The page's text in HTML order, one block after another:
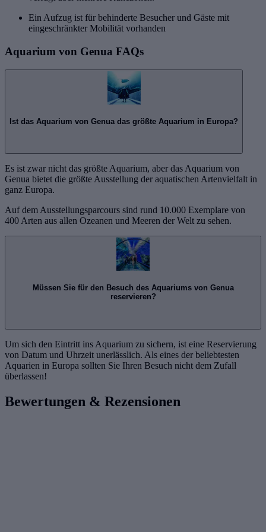
Ein Aufzug ist für behinderte Besucher und Gäste mit
eingeschränkter Mobilität vorhanden
Aquarium von Genua FAQs
Ist das Aquarium von Genua das größte Aquarium in Europa?
Es ist zwar nicht das größte Aquarium, aber das Aquarium von
Genua bietet die größte Ausstellung der aquatischen Artenvielfalt in
ganz Europa.
Auf dem Ausstellungsparcours sind rund 10.000 Exemplare von
400 Arten aus allen Ozeanen und Meeren der Welt zu sehen.
Müssen Sie für den Besuch des Aquariums von Genua
reservieren?
Um sich den Eintritt ins Aquarium zu sichern, ist eine Reservierung
von Datum und Uhrzeit unerlässlich. Als eines der beliebtesten
Aquarien in Europa sollten Sie Ihren Besuch nicht dem Zufall
überlassen!
Bewertungen & Rezensionen